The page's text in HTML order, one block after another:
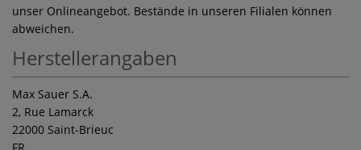
unser Onlineangebot. Bestände in unseren Filialen können
abweichen.
Herstellerangaben
Max Sauer S.A.
2, Rue Lamarck
22000 Saint-Brieuc